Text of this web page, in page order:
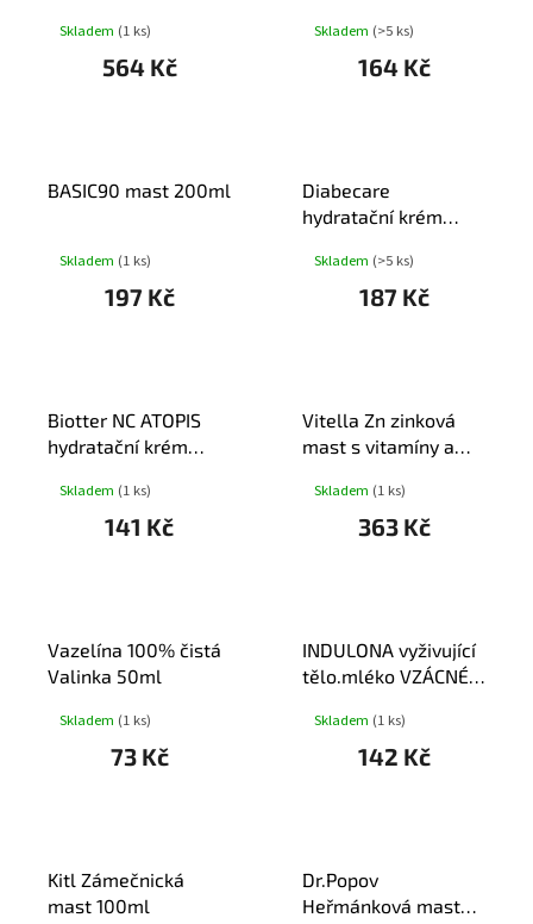
Skladem (1 ks)
564 Kč
Skladem (>5 ks)
164 Kč
BASIC90 mast 200ml
Skladem (1 ks)
197 Kč
Diabecare
hydratační krém
Skladem (>5 ks)
187 Kč
Biotter NC ATOPIS
hydratační krém
Skladem (1 ks)
141 Kč
Vitella Zn zinková
mast s vitamíny a
Skladem (1 ks)
363 Kč
Vazelína 100% čistá
Valinka 50ml
Skladem (1 ks)
73 Kč
INDULONA vyživující
tělo.mléko VZÁCNÉ
Skladem (1 ks)
142 Kč
Kitl Zámečnická
mast 100ml
Dr.Popov
Heřmánková mast